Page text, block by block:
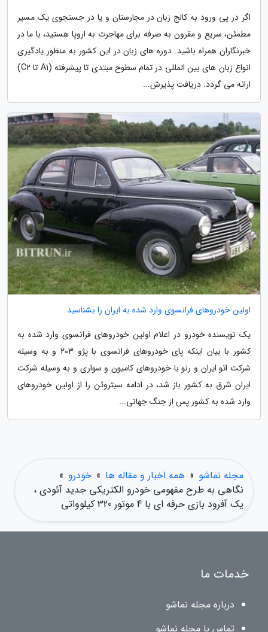
اگر در پی ورود به کالج زبان در مجارستان و یا در جستجوی یک مسیر
مطمئن، سریع و مقرون به صرفه برای مهاجرت به اروپا هستید، با ما در
خبرنگاران همراه باشید. دوره های زبان در این کشور به منظور یادگیری
انواع زبان های بین المللی در تمام سطوح مبتدی تا پیشرفته (A1 تا C2)
ارائه می گردد. دریافت پذیرش...
اولین خودروهای فرانسوی وارد شده به ایران را بشناسید
یک نویسنده خودرو در اعلام اولین خودروهای فرانسوی وارد شده به
کشور با بیان اینکه پای خودروهای فرانسوی با پژو 203 و به وسیله
شرکت اتو ایران و رنو با خودروهای کامیون و سواری و به وسیله شرکت
ایران شرق به کشور باز شد، در ادامه سیتروئن را از اولین خودروهای
وارد شده به کشور پس از جنگ جهانی...
مجله نماشو » همه اخبار و مقاله ها » خودرو »
نگاهی به طرح مفهومی خودرو الکتریکی جدید آئودی ،
یک آفرود بازی حرفه ای با 4 موتور 320 کیلوواتی
خدمات ما
درباره مجله نماشو
تماس با مجله نماشو